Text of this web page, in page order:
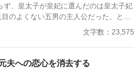
ず、皇太子が皇妃に選んだのは皇太子妃
のよくない五男の主人公だった、とい
文字数：23,575
夫への恋心を消去する